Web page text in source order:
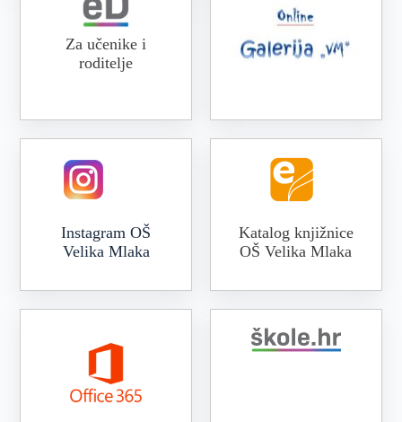
Za učenike i
roditelje
Instagram OŠ
Velika Mlaka
Katalog knjižnice
OŠ Velika Mlaka